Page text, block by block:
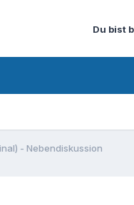
Du bist
- Nebendiskussion